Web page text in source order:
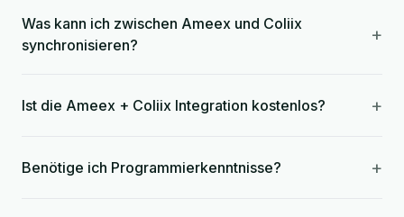
Was kann ich zwischen Ameex und Coliix
synchronisieren?
+
Ist die Ameex + Coliix Integration kostenlos? +
Benötige ich Programmierkenntnisse? +